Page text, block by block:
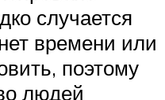
случается
времени или
поэтому
людей